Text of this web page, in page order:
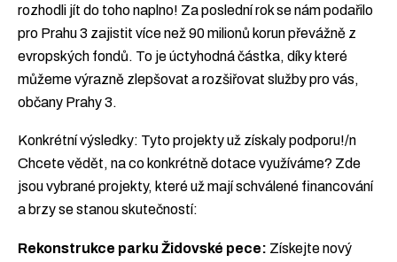
rozhodli jít do toho naplno! Za poslední rok se nám podařilo
pro Prahu 3 zajistit více než 90 milionů korun převážně z
evropských fondů. To je úctyhodná částka, díky které
můžeme výrazně zlepšovat a rozšiřovat služby pro vás,
občany Prahy 3.
Konkrétní výsledky: Tyto projekty už získaly podporu!/n
Chcete vědět, na co konkrétně dotace využíváme? Zde
jsou vybrané projekty, které už mají schválené financování
a brzy se stanou skutečností:
Rekonstrukce parku Židovské pece: Získejte nový